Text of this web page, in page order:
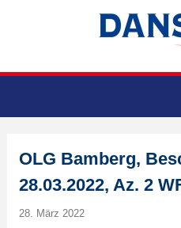
OLG Bamberg,
28.03.2022, Az. 2
28. März 2022